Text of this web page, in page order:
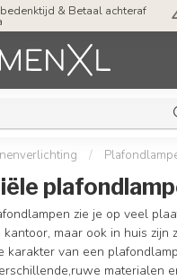
& Betaal achteraf
/
zie je op veel
maar ook in huis zijn
karakter van een
materialen